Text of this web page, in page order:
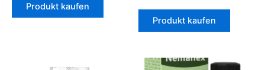
Produkt kaufen
Produkt kaufen